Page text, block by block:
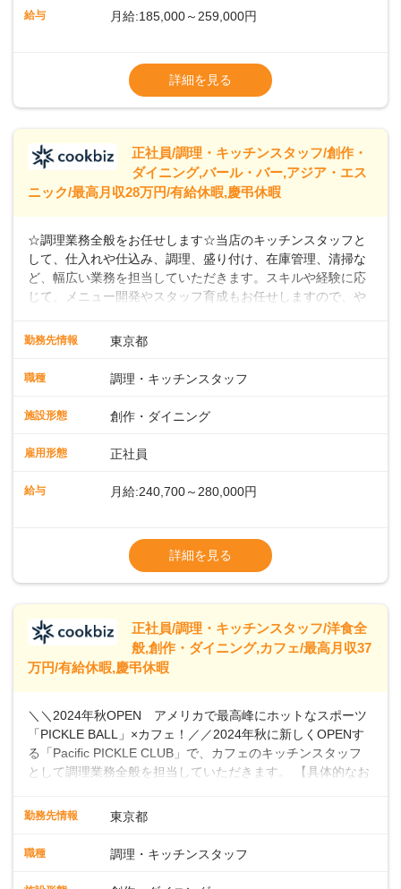
や育成業務もあるため、スキルアップを目指せます。お産前
給与 月給:185,000～259,000円
※試用期間3か月間（期間中、給与待遇変更
なし）
※経験年数を考慮の上、決定します。＜年収
例＞300万円~420万円 （賞与年3回を含む）
＞＞＞パートスタッフも同時募集中！時給
詳細を見る
正社員/調理・キッチンスタッフ/創作・
ダイニング,バール・バー,アジア・エス
ニック/最高月収28万円/有給休暇,慶弔休暇
☆調理業務全般をお任せします☆当店のキッチンスタッフと
して、仕入れや仕込み、調理、盛り付け、在庫管理、清掃な
ど、幅広い業務を担当していただきます。スキルや経験に応
じて、メニュー開発やスタッフ育成もお任せしますので、や
アアップのチャンスが豊富に用意されています。 【Dam
もと、クラフトビールと共に楽しめるこだわりのフィッシュ
中東、アジアなどの多国籍エッセンスを取り入れたカジュア
楽しい・美味しい瞬間をビールでつなぐことをコンセプト
ら醸造しています。私たちと一緒に、新しいスタートを切り
勤務先情報 東京都
職種 調理・キッチンスタッフ
施設形態 創作・ダイニング
雇用形態 正社員
給与 月給:240,700～280,000円
▼給与改定（年1回)
▼決算賞与（年1回)
【手当】
▼残業手当（固定残業見合手当43,613円～／
残業見合30時間を超えた分は別途支給）
▼交通費支給（上限月10万円)
※第二新卒は月給22万円～
詳細を見る
正社員/調理・キッチンスタッフ/洋食全
般,創作・ダイニング,カフェ/最高月収37
万円/有給休暇,慶弔休暇
＼＼2024年秋OPEN アメリカで最高峰にホットなスポーツ
「PICKLE BALL」×カフェ！／／2024年秋に新しくOPENす
る「Pacific PICKLE CLUB」で、カフェのキッチンスタッフ
として調理業務全般を担当していただきます。 【具体的なお
清掃などスキルや希望に応じて、新メニューの開発にも積極
新店舗の立ち上げに貢献し、カフェの成功に向けた重要な役
で4880万人がプレイしていると言われ、特にビジネスリーダ
勤務先情報 東京都
職種 調理・キッチンスタッフ